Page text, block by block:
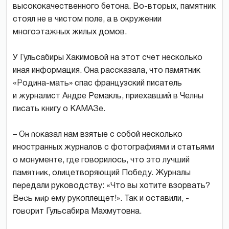
высококачественного бетона. Во-вторых, памятник
стоял не в чистом поле, а в окружении
многоэтажных жилых домов.
У Гульсабиры Хакимовой на этот счет несколько
иная информация. Она рассказала, что памятник
«Родина-мать» спас французский писатель
и журналист Андре Ремакль, приехавший в Челны
писать книгу о КАМАЗе.
– Он показал нам взятые с собой несколько
иностранных журналов с фотографиями и статьями
о монументе, где говорилось, что это лучший
памятник, олицетворяющий Победу. Журналы
передали руководству: «Что вы хотите взорвать?
Весь мир ему рукоплещет!». Так и оставили, -
говорит Гульсабира Махмутовна.
Строители
работали
в
смены
-
без
праздников
и
выходных
фото